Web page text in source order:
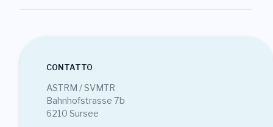
CONTATTO
ASTRM / SVMTR
Bahnhofstrasse 7b
6210 Sursee